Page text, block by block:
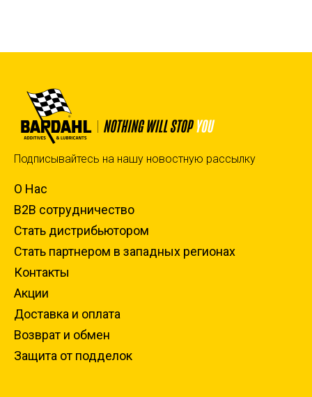
Подписывайтесь на нашу новостную рассылку
О Нас
B2B сотрудничество
Стать дистрибьютором
Стать партнером в западных регионах
Контакты
Акции
Доставка и оплата
Возврат и обмен
Защита от подделок